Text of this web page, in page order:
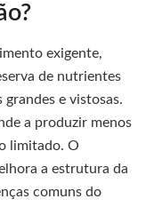
exigente,
de nutrientes
e vistosas.
a produzir menos
limitado. O
a estrutura da
comuns do